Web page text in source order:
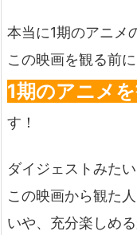
本当に1期のアニメ
この映画を観る前に
1期のアニメ
す！
ダイジェストみた
この映画から観た
いや、充分楽しめ